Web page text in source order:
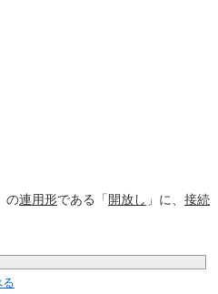
の連用形である「 開放し 」に、 接続